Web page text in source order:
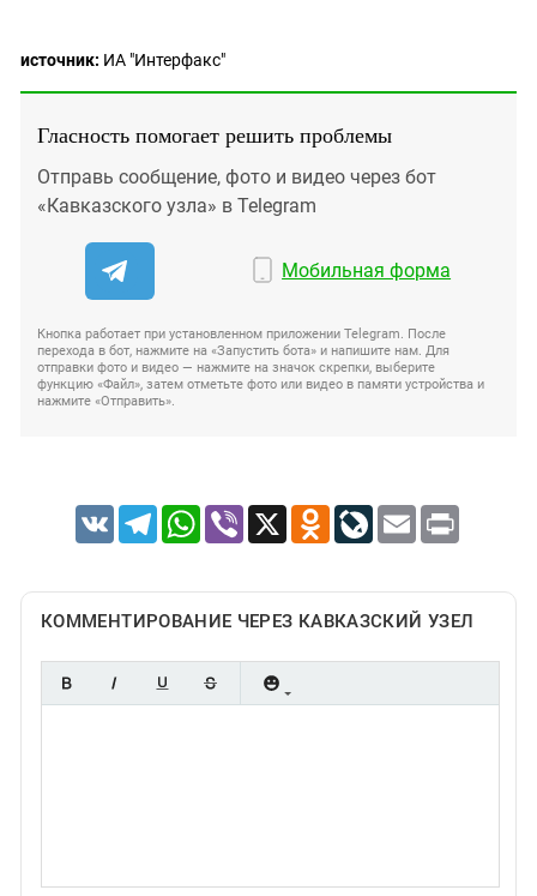
источник: ИА "Интерфакс"
Гласность помогает решить проблемы
Отправь сообщение, фото и видео через бот
«Кавказского узла» в Telegram
Мобильная форма
Кнопка работает при установленном приложении Telegram. После
перехода в бот, нажмите на «Запустить бота» и напишите нам. Для
отправки фото и видео — нажмите на значок скрепки, выберите
функцию «Файл», затем отметьте фото или видео в памяти устройства и
нажмите «Отправить».
VK TelegramWhatsApp
Viber X Odnoklassniki
LiveJournal
Email Print
КОММЕНТИРОВАНИЕ ЧЕРЕЗ КАВКАЗСКИЙ УЗЕЛ